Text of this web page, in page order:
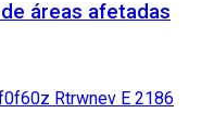
áreas afetadas